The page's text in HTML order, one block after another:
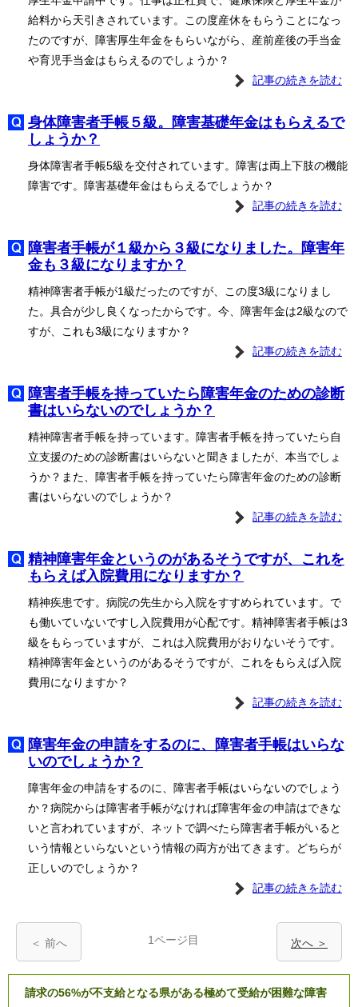
給料から天引きされています。この度産休をもらうことになっ
たのですが、障害厚生年金をもらいながら、産前産後の手当金
や育児手当金はもらえるのでしょうか？
記事の続きを読む
身体障害者手帳５級。障害基礎年金はもらえるで
しょうか？
身体障害者手帳5級を交付されています。障害は両上下肢の機能
障害です。障害基礎年金はもらえるでしょうか？
記事の続きを読む
障害者手帳が１級から３級になりました。障害年
金も３級になりますか？
精神障害者手帳が1級だったのですが、この度3級になりまし
た。具合が少し良くなったからです。今、障害年金は2級なので
すが、これも3級になりますか？
記事の続きを読む
障害者手帳を持っていたら障害年金のための診断
書はいらないのでしょうか？
精神障害者手帳を持っています。障害者手帳を持っていたら自
立支援のための診断書はいらないと聞きましたが、本当でしょ
うか？また、障害者手帳を持っていたら障害年金のための診断
書はいらないのでしょうか？
記事の続きを読む
精神障害年金というのがあるそうですが、これを
もらえば入院費用になりますか？
精神疾患です。病院の先生から入院をすすめられています。で
も働いていないですし入院費用が心配です。精神障害者手帳は3
級をもらっていますが、これは入院費用がおりないそうです。
精神障害年金というのがあるそうですが、これをもらえば入院
費用になりますか？
記事の続きを読む
障害年金の申請をするのに、障害者手帳はいらな
いのでしょうか？
障害年金の申請をするのに、障害者手帳はいらないのでしょう
か？病院からは障害者手帳がなければ障害年金の申請はできな
いと言われていますが、ネットで調べたら障害者手帳がいると
いう情報といらないという情報の両方が出てきます。どちらが
正しいのでしょうか？
記事の続きを読む
＜ 前へ 1ページ目 次へ ＞
請求の56%が不支給となる県がある極めて受給が困難な障害